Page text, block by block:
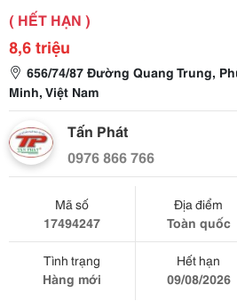
( HẾT HẠN )
8,6 triệu
656/74/87 Đường Quang Trung,
Minh, Việt Nam
Tấn Phát
0976 866 766
Mã số
17494247
Địa điểm
Toàn quốc
Tình trạng
Hàng mới
Hết hạn
09/08/2026